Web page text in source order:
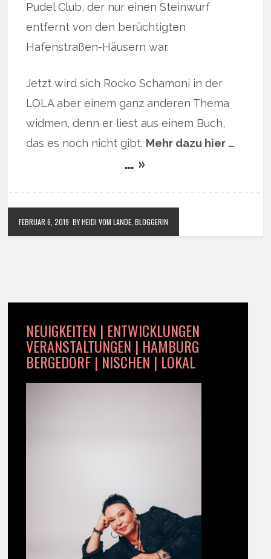
Pudel Club, der nur einen Steinwurf
entfernt von den berüchtigten
Hafenstraßen-Häusern war.
Jetzt wird sich Rocko Schamoni in der
LOLA aber einem ganz anderen Thema
widmen, denn er liest aus einem Buch,
das es noch nicht gibt. Mehr dazu hier …
… »
FEBRUAR 6, 2019 BY HEIDI VOM LANDE, BLOGGERIN
NEUIGKEITEN | ENTWICKLUNGEN
VERANSTALTUNGEN | HAMBURG
BERGEDORF | NISCHEN | LOKAL